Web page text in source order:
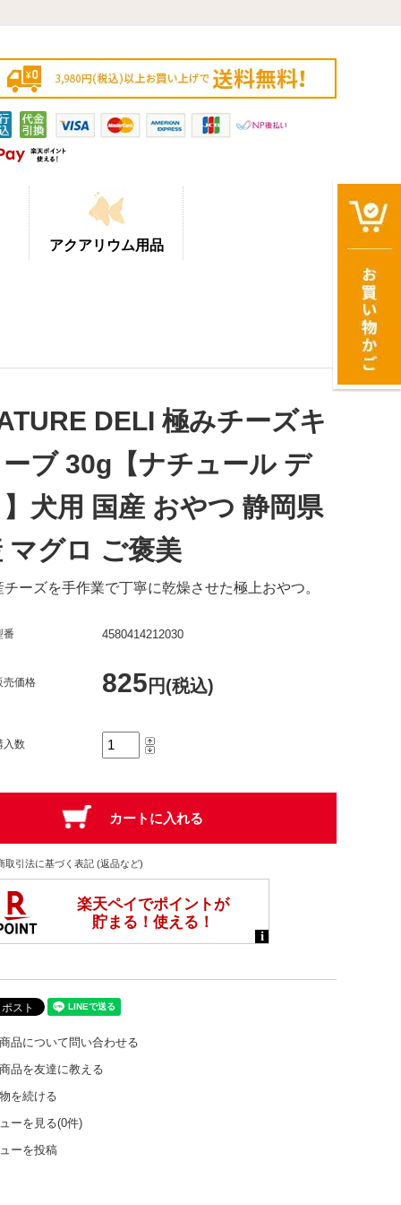
アクアリウム用品
DELI 極みチーズキ
ーブ 30g【ナチュール デ
】犬用 国産 おやつ 静岡県
マグロ ご褒美
チーズを手作業で丁寧に乾燥させた極上おやつ。
番 4580414212030
売価格 825 円(税込)
入数
取引法に基づく表記 (返品など)
品について問い合わせる
品を友達に教える
を続ける
ーを見る(0件)
ーを投稿